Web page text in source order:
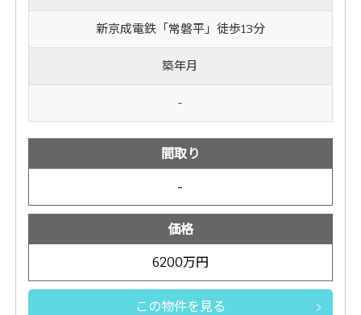
新京成電鉄「常磐平」徒歩13分
築年月
-
間取り
-
価格
6200万円
この物件を見る